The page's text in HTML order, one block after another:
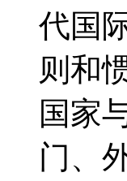
代国
则和
国家
门、